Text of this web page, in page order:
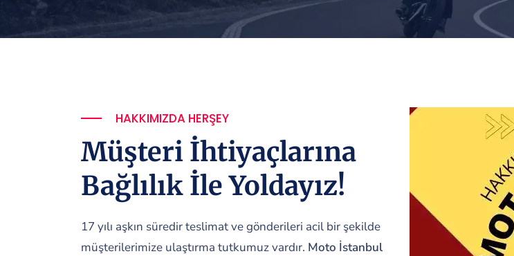
HAKKIMIZDA HERŞEY
Müşteri İhtiyaçlarına
Bağlılık İle Yoldayız!
17 yılı aşkın süredir teslimat ve gönderileri acil bir şekilde
müşterilerimize ulaştırma tutkumuz vardır. Moto İstanbul